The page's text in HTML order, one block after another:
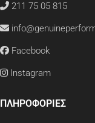
211 75 05 815
Facebook
Instagram
ΠΛΗΡΟΦΟΡΙΕΣ